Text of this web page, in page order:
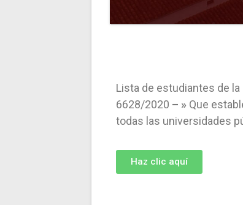
Lista de estudiantes de la
6628/2020 – » Que
todas las universidades
Haz clic aquí